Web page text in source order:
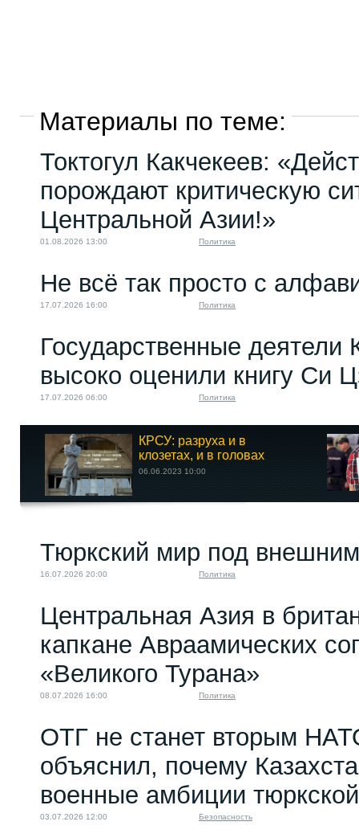
Материалы по теме:
Токтогул Какчекеев:
порождают критическую
Центральной Азии!»
01.08.2026 13:00 Политика
Не всё так просто с
17.07.2026 16:00 Политика
Государственные деятели
высоко оценили книгу Си
17.07.2026 06:00 Политика
КРСУ: разруха и в
клозетах, и в головах
06.06.2023 10:00
Тюркский мир под
16.07.2026 20:00 Политика
Центральная Азия в
капкане Авраамических
«Великого Турана»
08.07.2026 16:00 Политика
ОТГ не станет вторым
объяснил, почему
военные амбиции
03.07.2026 12:00 Безопасность